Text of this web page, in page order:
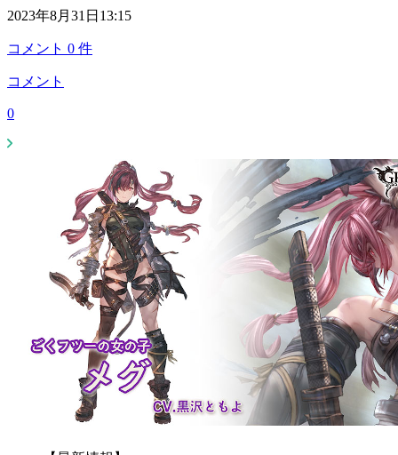
2023年8月31日13:15
コメント 0 件
コメント
0